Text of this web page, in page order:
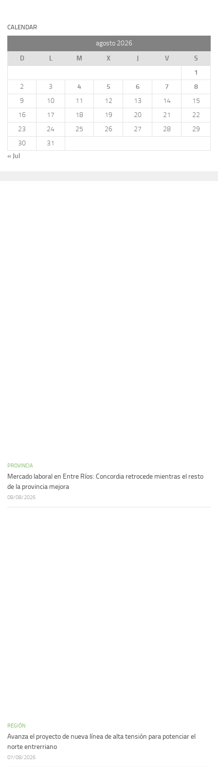
CALENDAR
agosto 2026
D
L M X J V
S
1
2
3 4 5 6 7
8
9
10 11 12 13 14
15
16
17 18 19 20 21
22
23
24 25 26 27 28
29
30
31
« Jul
PROVINCIA
Mercado laboral en Entre Ríos: Concordia retrocede mientras el resto
de la provincia mejora
08/08/2026
REGIÓN
Avanza el proyecto de nueva línea de alta tensión para potenciar el
norte entrerriano
07/08/2026